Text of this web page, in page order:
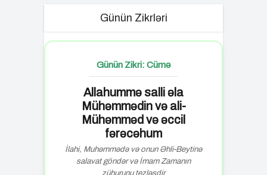
Günün Zikrləri
Günün Zikri: Cümə
Allahummə salli əla
Mühəmmədin və ali-
Mühəmməd və əccil
fərəcəhum
İlahi, Muhəmmədə və onun Əhli-Beytinə
salavat göndər və İmam Zamanın
zühurunu tezləşdir